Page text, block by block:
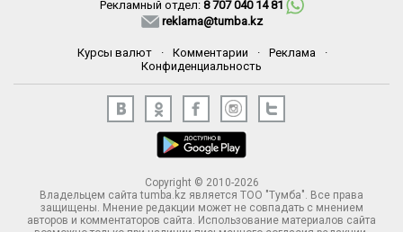
Рекламный отдел: 8 707 040 14 81
reklama@tumba.kz
Курсы валют · Комментарии · Реклама
·
Конфиденциальность
Copyright © 2010-2026
Владельцем сайта tumba.kz является ТОО "Тумба". Все права
защищены. Мнение редакции может не совпадать с мнением
авторов и комментаторов сайта. Использование материалов сайта